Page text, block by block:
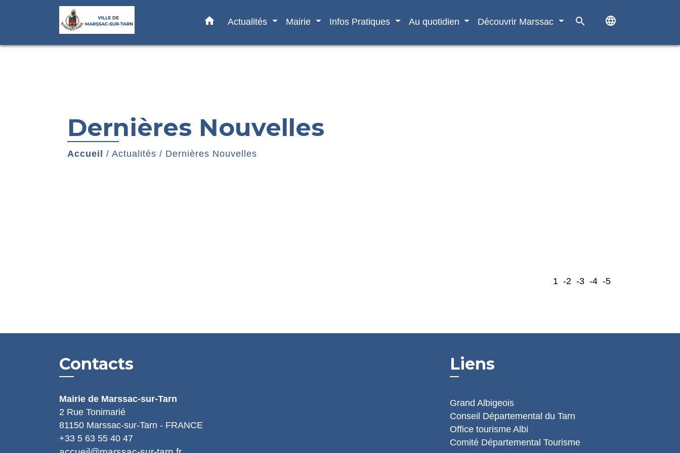
home Actualités Mairie Infos Pratiques Au quotidien Découvrir Marssac search language
Dernières Nouvelles
Accueil / Actualités / Dernières Nouvelles
1 -2 -3 -4 -5
Contacts
Mairie de Marssac-sur-Tarn
2 Rue Tonimarié
81150 Marssac-sur-Tarn - FRANCE
+33 5 63 55 40 47
Liens
Grand Albigeois
Conseil Départemental du Tarn
Office tourisme Albi
Comité Départemental Tourisme